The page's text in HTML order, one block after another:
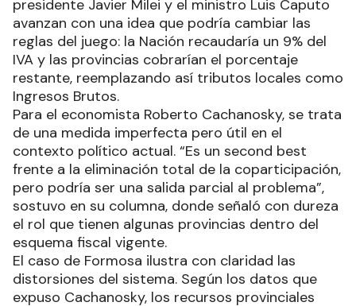
presidente Javier Milei y el ministro Luis Caputo
avanzan con una idea que podría cambiar las
reglas del juego: la Nación recaudaría un 9% del
IVA y las provincias cobrarían el porcentaje
restante, reemplazando así tributos locales como
Ingresos Brutos.
Para el economista Roberto Cachanosky, se trata
de una medida imperfecta pero útil en el
contexto político actual. “Es un second best
frente a la eliminación total de la coparticipación,
pero podría ser una salida parcial al problema”,
sostuvo en su columna, donde señaló con dureza
el rol que tienen algunas provincias dentro del
esquema fiscal vigente.
El caso de Formosa ilustra con claridad las
distorsiones del sistema. Según los datos que
expuso Cachanosky, los recursos provinciales